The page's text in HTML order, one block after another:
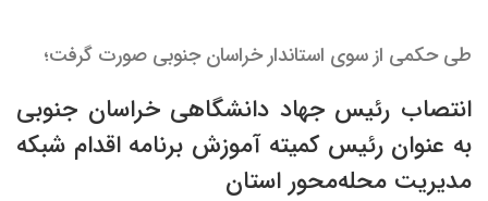
طی حکمی از سوی استاندار خراسان جنوبی صورت گرفت؛
انتصاب رئیس جهاد دانشگاهی خراسان جنوبی
به عنوان رئیس کمیته آموزش برنامه اقدام شبکه
مدیریت محله‌محور استان